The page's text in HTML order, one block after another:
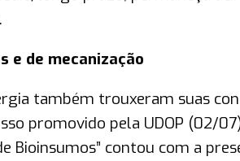
e de mecanização
também trouxeram suas
promovido pela UDOP (02/
Bioinsumos” contou com a